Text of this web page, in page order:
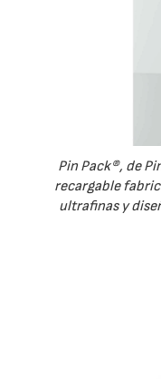
Pin Pack®, de
recargable
ultrafinas y